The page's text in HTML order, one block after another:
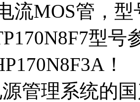
流MOS管，
型
！
管理系统的